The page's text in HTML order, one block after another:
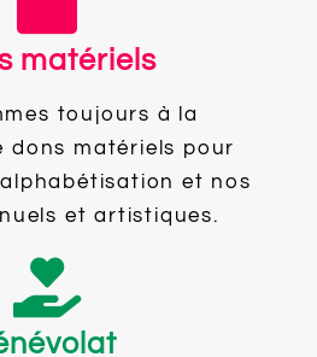
matériels
toujours à la
dons matériels pour
et nos
et artistiques.